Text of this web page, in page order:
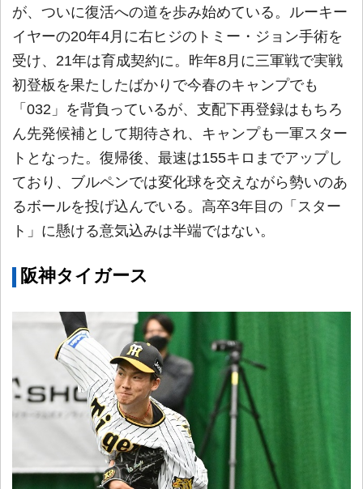
が、ついに復活への道を歩み始めている。ルーキー
イヤーの20年4月に右ヒジのトミー・ジョン手術を
受け、21年は育成契約に。昨年8月に三軍戦で実戦
初登板を果たしたばかりで今春のキャンプでも
「032」を背負っているが、支配下再登録はもちろ
ん先発候補として期待され、キャンプも一軍スター
トとなった。復帰後、最速は155キロまでアップし
ており、ブルペンでは変化球を交えながら勢いのあ
るボールを投げ込んでいる。高卒3年目の「スター
ト」に懸ける意気込みは半端ではない。
阪神タイガース